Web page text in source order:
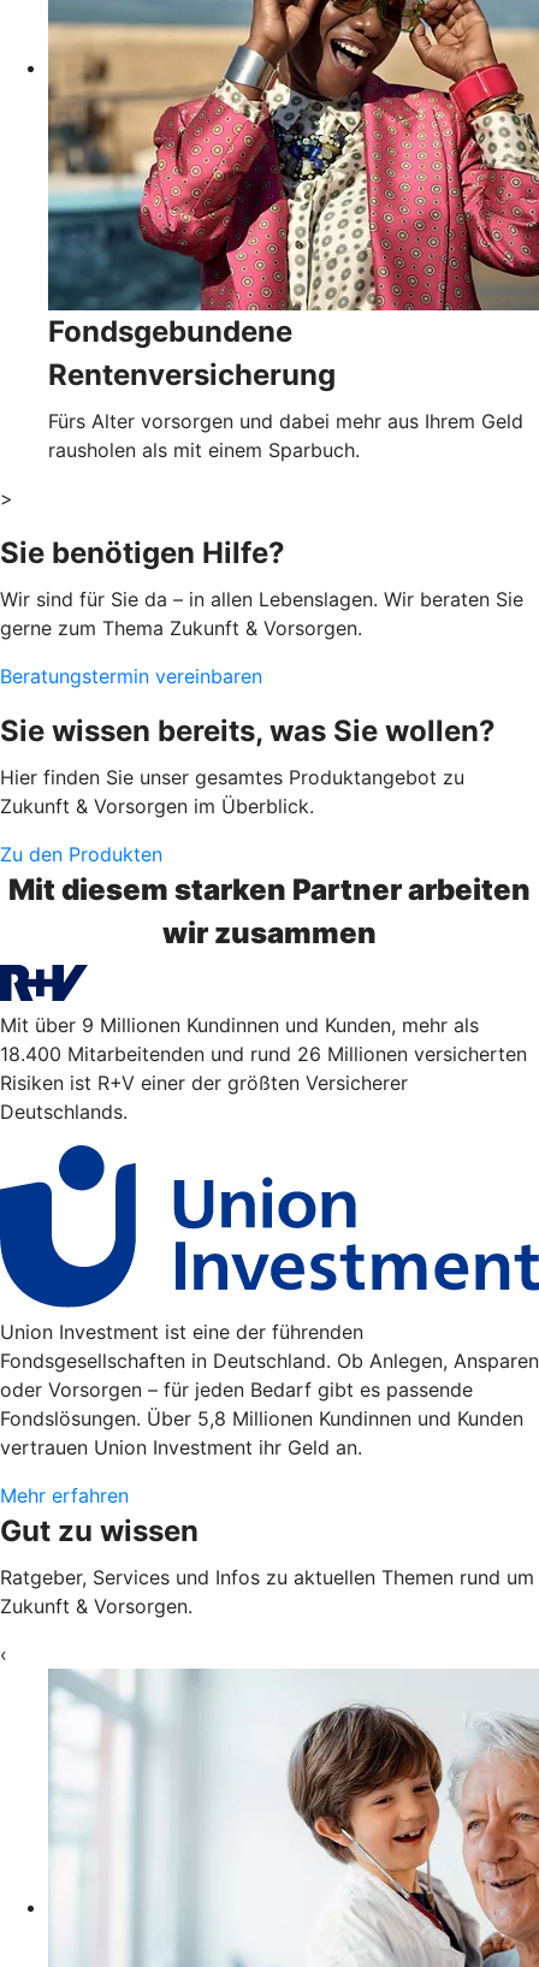
Fondsgebundene
Rentenversicherung
Fürs Alter vorsorgen und dabei mehr aus Ihrem Geld
rausholen als mit einem Sparbuch.
>
Sie benötigen Hilfe?
Wir sind für Sie da – in allen Lebenslagen. Wir beraten Sie
gerne zum Thema Zukunft & Vorsorgen.
Beratungstermin vereinbaren
Sie wissen bereits, was Sie wollen?
Hier finden Sie unser gesamtes Produktangebot zu
Zukunft & Vorsorgen im Überblick.
Zu den Produkten
Mit diesem starken Partner arbeiten
wir zusammen
Mit über 9 Millionen Kundinnen und Kunden, mehr als
18.400 Mitarbeitenden und rund 26 Millionen versicherten
Risiken ist R+V einer der größten Versicherer
Deutschlands.
Union Investment ist eine der führenden
Fondsgesellschaften in Deutschland. Ob Anlegen, Ansparen
oder Vorsorgen – für jeden Bedarf gibt es passende
Fondslösungen. Über 5,8 Millionen Kundinnen und Kunden
vertrauen Union Investment ihr Geld an.
Mehr erfahren
Gut zu wissen
Ratgeber, Services und Infos zu aktuellen Themen rund um
Zukunft & Vorsorgen.
‹